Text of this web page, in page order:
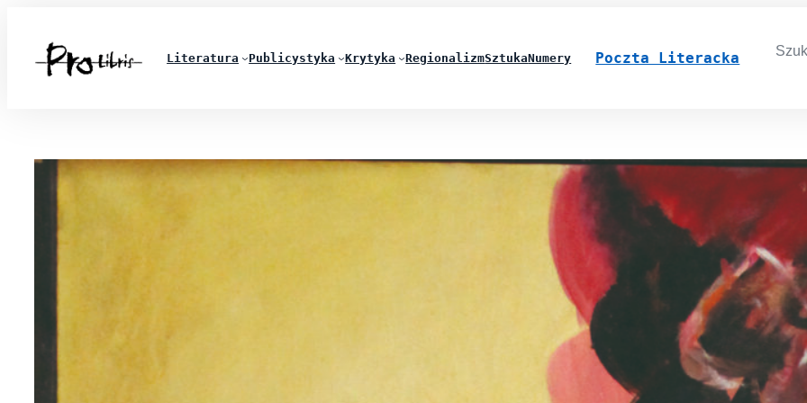
Literatura Publicystyka Krytyka RegionalizmSztukaNumery Poczta Literacka
for: